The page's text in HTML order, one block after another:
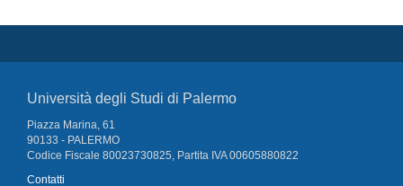
Università degli Studi di Palermo
Piazza Marina, 61
90133 - PALERMO
Codice Fiscale 80023730825, Partita IVA 00605880822
Contatti